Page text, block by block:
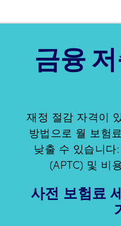
금융
재정 절감 자격이
방법으로 월 보험
낮출 수 있습니다
(APTC) 및 비
사전 보험료